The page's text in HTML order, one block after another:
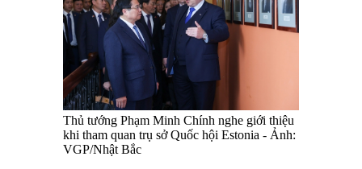
Thủ tướng Phạm Minh Chính nghe giới thiệu
khi tham quan trụ sở Quốc hội Estonia - Ảnh:
VGP/Nhật Bắc